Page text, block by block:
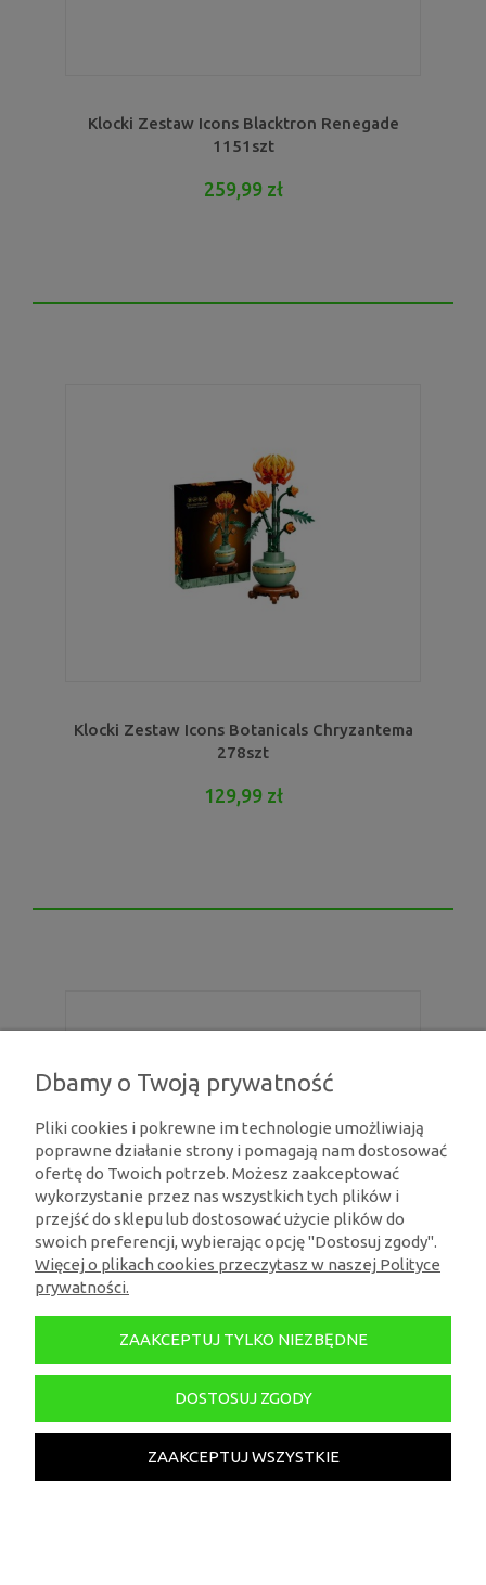
Klocki Zestaw Icons Blacktron Renegade
1151szt
259,99 zł
Klocki Zestaw Icons Botanicals Chryzantema
278szt
129,99 zł
Klocki Zestaw Icons Botanicals Dracena
149,99 zł
Dbamy o Twoją prywatność
Pliki cookies i pokrewne im technologie umożliwiają
poprawne działanie strony i pomagają nam dostosować
ofertę do Twoich potrzeb. Możesz zaakceptować
wykorzystanie przez nas wszystkich tych plików i
przejść do sklepu lub dostosować użycie plików do
swoich preferencji, wybierając opcję "Dostosuj zgody".
Więcej o plikach cookies przeczytasz w naszej Polityce
prywatności.
ZAAKCEPTUJ TYLKO NIEZBĘDNE
DOSTOSUJ ZGODY
ZAAKCEPTUJ WSZYSTKIE